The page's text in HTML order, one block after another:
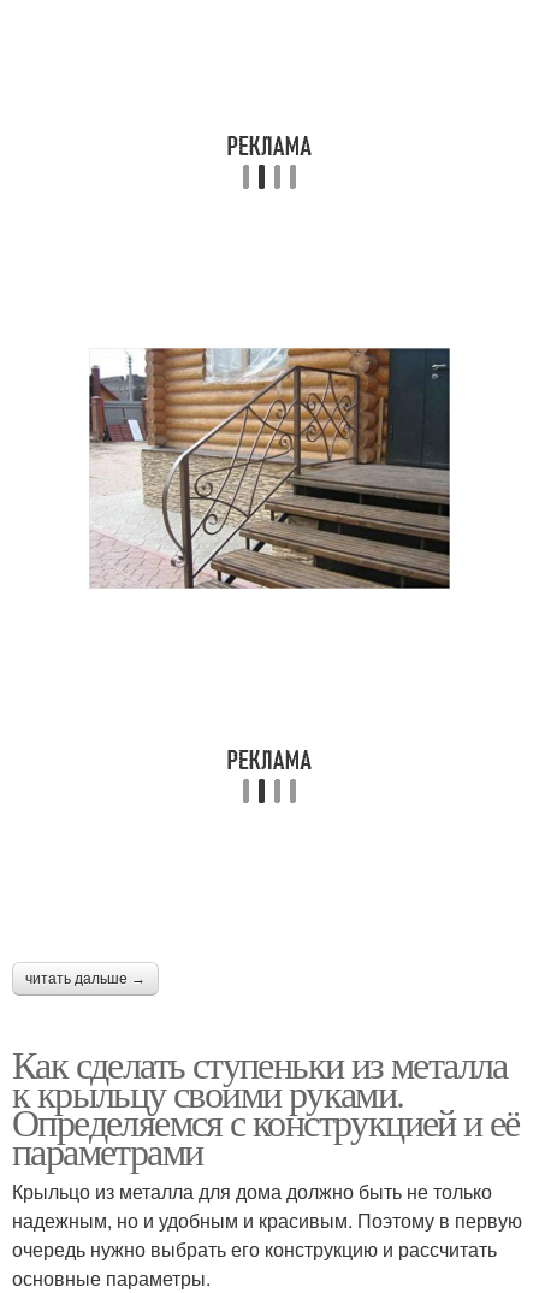
читать дальше →
Как сделать ступеньки из металла
к крыльцу своими руками.
Определяемся с конструкцией и её
параметрами
Крыльцо из металла для дома должно быть не только
надежным, но и удобным и красивым. Поэтому в первую
очередь нужно выбрать его конструкцию и рассчитать
основные параметры.